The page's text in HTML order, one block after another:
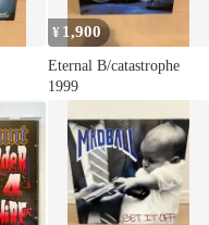
¥ 1,900
Eternal B/catastrophe
1999